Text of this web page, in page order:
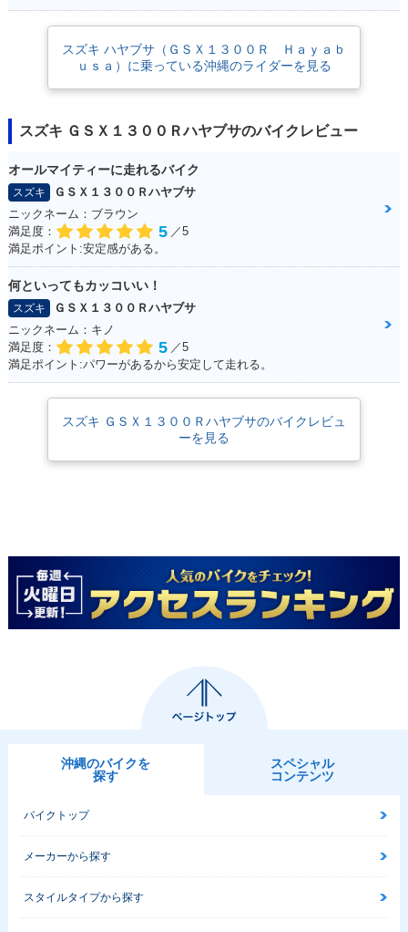
USA）・カラーチェ
2014年 隼（HAYAB
USA）・新登場
2014年 HAYABUSA
1300
1300
2010年 HAYABUSA
1300
2009年 HAYABUSA
1300
2008年 HAYABUSA
1300・フルモデルチ
2007年 HAYABUSA
2005年 HAYABUSA
スズキ ハヤブサ（ＧＳＸ１３００Ｒ Ｈａｙａｂ
ｕｓａ）に乗っている沖縄のライダーを見る
スズキ ＧＳＸ１３００Ｒハヤブサのバイクレビュー
オールマイティーに走れるバイク
スズキ
ＧＳＸ１３００Ｒハヤブサ
ニックネーム：ブラウン
満足度：
5 ／5
満足ポイント:安定感がある。
何といってもカッコいい！
スズキ
ＧＳＸ１３００Ｒハヤブサ
ニックネーム：キノ
満足度：
5 ／5
満足ポイント:パワーがあるから安定して走れる。
スズキ ＧＳＸ１３００Ｒハヤブサのバイクレビュ
ーを見る
沖縄のバイクを
探す
スペシャル
コンテンツ
バイクトップ
メーカーから探す
スタイルタイプから探す